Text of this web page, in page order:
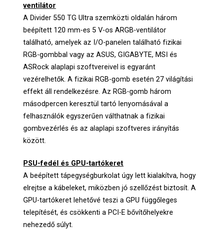
ventilátor
A Divider 550 TG Ultra szemközti oldalán három
beépített 120 mm-es 5 V-os ARGB-ventilátor
található, amelyek az I/O-panelen található fizikai
RGB-gombbal vagy az ASUS, GIGABYTE, MSI és
ASRock alaplapi szoftvereivel is egyaránt
vezérelhetők. A fizikai RGB-gomb esetén 27 világítási
effekt áll rendelkezésre. Az RGB-gomb három
másodpercen keresztül tartó lenyomásával a
felhasználók egyszerűen válthatnak a fizikai
gombvezérlés és az alaplapi szoftveres irányítás
között.
PSU-fedél és GPU-tartókeret
A beépített tápegységburkolat úgy lett kialakítva, hogy
elrejtse a kábeleket, miközben jó szellőzést biztosít. A
GPU-tartókeret lehetővé teszi a GPU függőleges
telepítését, és csökkenti a PCI-E bővítőhelyekre
nehezedő súlyt.